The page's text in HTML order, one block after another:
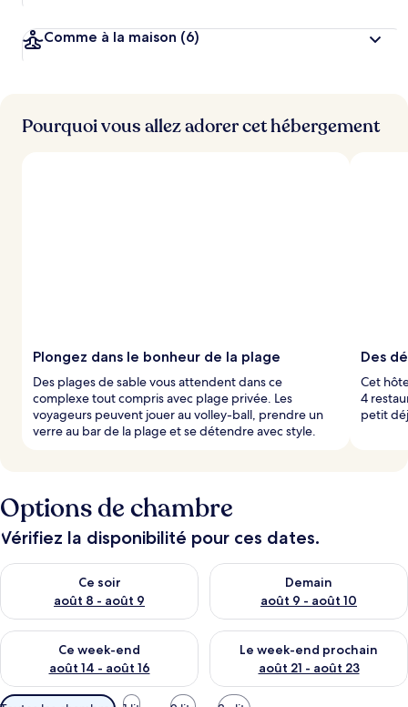
Comme à la maison (6)
Pourquoi vous allez adorer cet hébergement
Plongez dans le bonheur de la plage
Des plages de sable vous attendent dans ce
complexe tout compris avec plage privée. Les
voyageurs peuvent jouer au volley-ball, prendre un
verre au bar de la plage et se détendre avec style.
Des
Cet
4
petit
Options de chambre
Vérifiez la disponibilité pour ces dates.
Ce soir
août 8 - août 9
Vérifier la disponibilité pour ce soir août 8 - août 9
Demain
août 9 - août 10
Vérifier la disponibilité pour
Ce week-end
août 14 - août 16
Vérifier la disponibilité pour ce week-end août 14 - août 16
Le week-end prochain
août 21 - août 23
Vérifier la disponibilité pour
Filtres